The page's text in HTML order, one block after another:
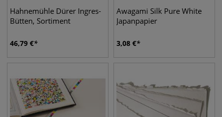
Hahnemühle Dürer Ingres-
Bütten, Sortiment
46,79 €
Awagami Silk Pure White
Japanpapier
3,08 €